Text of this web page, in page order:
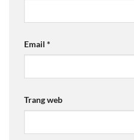
Email *
Trang web